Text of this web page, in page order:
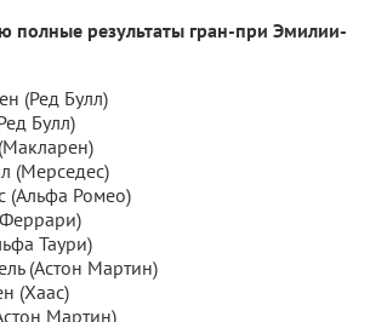
полные результаты гран-при Эмилии-
(Ред Булл)
Булл)
(Мерседес)
(Альфа Ромео)
Таури)
(Астон Мартин)
(Хаас)
Мартин)